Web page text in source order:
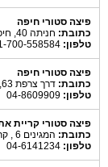
פיצה סטורי חיפה
כתובת: חניתה 40, חיפה
טלפון:
פיצה סטורי חיפה
כתובת: דרך צרפת 63, חיפה
טלפון:
פיצה סטורי קריית
כתובת: המגינים 6 , קריית אתא
טלפון: